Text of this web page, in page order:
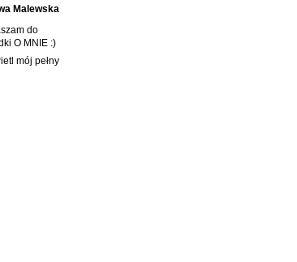
Malewska
do
O MNIE :)
mój pełny